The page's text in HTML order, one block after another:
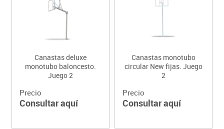
Canastas deluxe
monotubo baloncesto.
Juego 2
Precio
Consultar aquí
Canastas monotubo
circular New fijas. Juego
2
Precio
Consultar aquí